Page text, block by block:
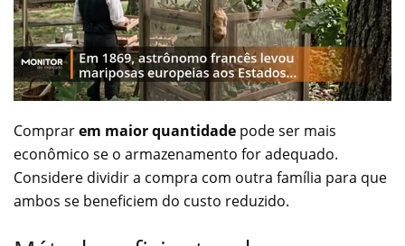
Comprarem maior quantidade pode ser mais
econômico se o armazenamento for adequado.
Considere dividir a compra com outra família para que
ambos se beneficiem do custo reduzido.